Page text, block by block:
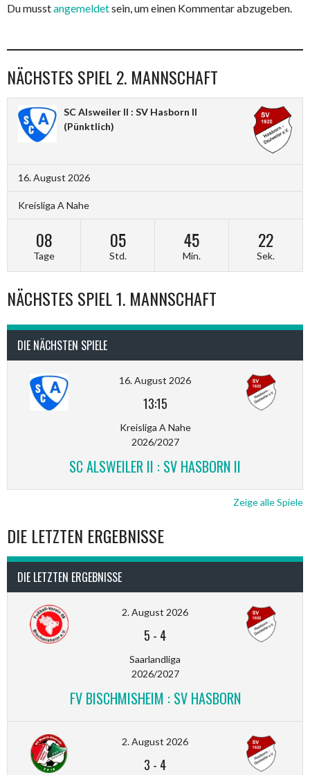
Du musstangemeldetsein, um einen Kommentar abzugeben.
NÄCHSTES SPIEL 2. MANNSCHAFT
SC Alsweiler II : SV Hasborn II
(Pünktlich)
16. August 2026
Kreisliga A Nahe
08
Tage
05
Std.
45
Min.
22
Sek.
NÄCHSTES SPIEL 1. MANNSCHAFT
DIE NÄCHSTEN SPIELE
16. August 2026
13:15
Kreisliga A Nahe
2026/2027
SC ALSWEILER II : SV HASBORN II
Zeige alle Spiele
DIE LETZTEN ERGEBNISSE
DIE LETZTEN ERGEBNISSE
2. August 2026
5 - 4
Saarlandliga
2026/2027
FV BISCHMISHEIM : SV HASBORN
2. August 2026
3 - 4